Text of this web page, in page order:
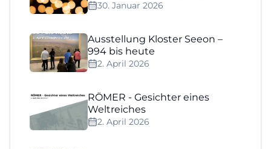
30. Januar 2026
Ausstellung Kloster Seeon –
994 bis heute
2. April 2026
RÖMER - Gesichter eines
Weltreiches
2. April 2026